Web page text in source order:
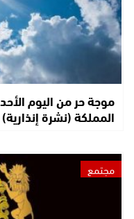
موجة حر من اليوم
المملكة (نشرة إنذارية)
مجتمع